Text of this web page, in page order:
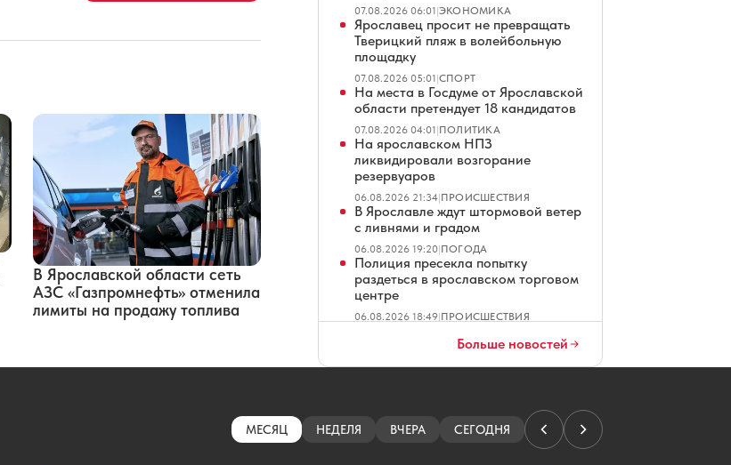
В Ярославской области сеть
АЗС «Газпромнефть» отменила
лимиты на продажу топлива
07.08.2026 06:01|ЭКОНОМИКА
Ярославец просит не превращать
Тверицкий пляж в волейбольную
площадку
07.08.2026 05:01|СПОРТ
На места в Госдуме от Ярославской
области претендует 18 кандидатов
07.08.2026 04:01|ПОЛИТИКА
На ярославском НПЗ
ликвидировали возгорание
резервуаров
06.08.2026 21:34|ПРОИСШЕСТВИЯ
В Ярославле ждут штормовой ветер
с ливнями и градом
06.08.2026 19:20|ПОГОДА
Полиция пресекла попытку
раздеться в ярославском торговом
центре
06.08.2026 18:49|ПРОИСШЕСТВИЯ
гостиницу на Московском
проспекте
06.08.2026 18:00 НОВОСТИ КОМПАНИЙ
«Локомотив» сыграет в самом
Больше новостей
МЕСЯЦ НЕДЕЛЯ ВЧЕРА СЕГОДНЯ